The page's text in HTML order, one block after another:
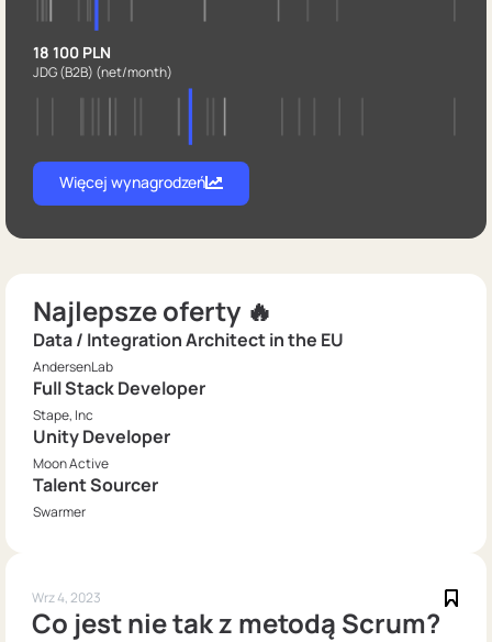
18 100 PLN
JDG (B2B) (net/month)
Więcej wynagrodzeń
Najlepsze oferty 🔥
Data / Integration Architect in the EU
AndersenLab
Full Stack Developer
Stape, Inc
Unity Developer
Moon Active
Talent Sourcer
Swarmer
Wrz 4, 2023
Co jest nie tak z metodą Scrum?